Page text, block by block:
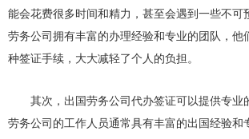
能会花费很多时间和精力，甚至会遇到一些不可
劳务公司拥有丰富的办理经验和专业的团队，他
种签证手续，大大减轻了个人的负担。
其次，出国劳务公司代办签证可以提供专业
劳务公司的工作人员通常具有丰富的出国经验和